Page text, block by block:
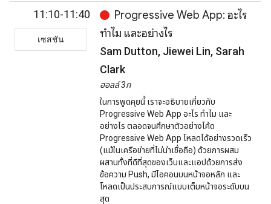
11:10-11:40
เซสชัน
Progressive Web App: อะไร
ทำไม และอย่างไร
Sam Dutton, Jiewei Lin, Sarah
Clark
ฮอลล์ 3ก
ในการพูดคุยนี้ เราจะอธิบายเกี่ยวกับ
Progressive Web App อะไร ทำไม และ
อย่างไร ตลอดจนศึกษาตัวอย่างโค้ด
Progressive Web App โหลดได้อย่างรวดเร็ว
(แม้ในเครือข่ายที่ไม่น่าเชื่อถือ) ด้วยการผสม
ผสานทั้งที่ดีที่สุดของเว็บและแอปด้วยการส่ง
ข้อความ Push, มีไอคอนบนหน้าจอหลัก และ
โหลดเป็นประสบการณ์แบบเต็มหน้าจอระดับบน
สุด